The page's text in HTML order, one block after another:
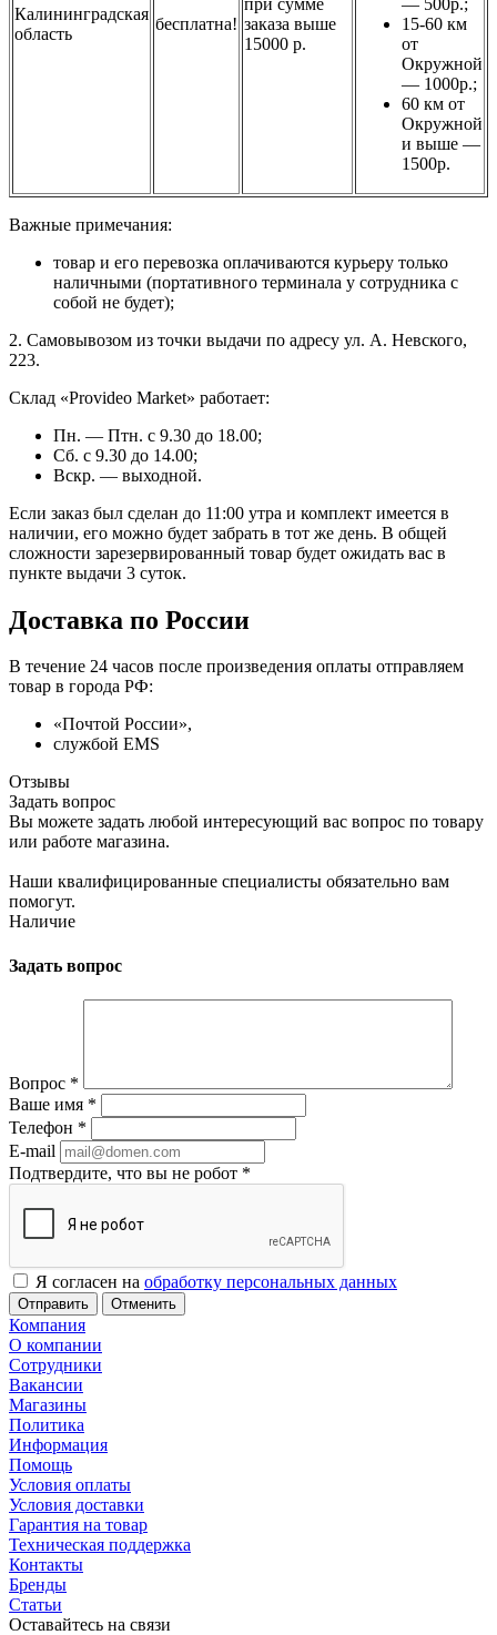
Калининградская
область
бесплатна! заказа выше
15000 р.
15-60 км
от
Окружной
— 1000р.;
60 км от
Окружной
и выше —
1500р.
Важные примечания:
товар и его перевозка оплачиваются курьеру только
наличными (портативного терминала у сотрудника с
собой не будет);
2. Самовывозом из точки выдачи по адресу ул. А. Невского,
223.
Склад «Provideo Market» работает:
Пн. — Птн. с 9.30 до 18.00;
Сб. с 9.30 до 14.00;
Вскр. — выходной.
Если заказ был сделан до 11:00 утра и комплект имеется в
наличии, его можно будет забрать в тот же день. В общей
сложности зарезервированный товар будет ожидать вас в
пункте выдачи 3 суток.
Доставка по России
В течение 24 часов после произведения оплаты отправляем
товар в города РФ:
«Почтой России»,
службой EMS
Отзывы
Задать вопрос
Вы можете задать любой интересующий вас вопрос по товару
или работе магазина.
Наши квалифицированные специалисты обязательно вам
помогут.
Наличие
Задать вопрос
Вопрос *
Ваше имя *
Телефон *
E-mail
Подтвердите, что вы не робот *
Я согласен на обработку персональных данных
Отменить
Компания
О компании
Сотрудники
Вакансии
Магазины
Политика
Информация
Помощь
Условия оплаты
Условия доставки
Гарантия на товар
Техническая поддержка
Контакты
Бренды
Статьи
Оставайтесь на связи